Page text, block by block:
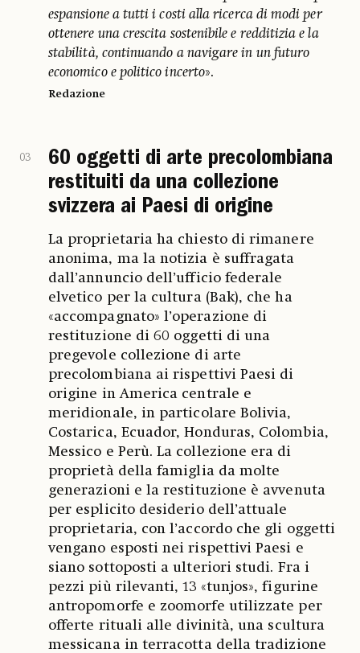
espansione a tutti i costi alla ricerca di modi per
ottenere una crescita sostenibile e redditizia e la
stabilità, continuando a navigare in un futuro
economico e politico incerto».
Redazione
03
60 oggetti di arte precolombiana
restituiti da una collezione
svizzera ai Paesi di origine
La proprietaria ha chiesto di rimanere
anonima, ma la notizia è suffragata
dall’annuncio dell’ufficio federale
elvetico per la cultura (Bak), che ha
«accompagnato» l’operazione di
restituzione di 60 oggetti di una
pregevole collezione di arte
precolombiana ai rispettivi Paesi di
origine in America centrale e
meridionale, in particolare Bolivia,
Costarica, Ecuador, Honduras, Colombia,
Messico e Perù. La collezione era di
proprietà della famiglia da molte
generazioni e la restituzione è avvenuta
per esplicito desiderio dell’attuale
proprietaria, con l’accordo che gli oggetti
vengano esposti nei rispettivi Paesi e
siano sottoposti a ulteriori studi. Fra i
pezzi più rilevanti, 13 «tunjos», figurine
antropomorfe e zoomorfe utilizzate per
offerte rituali alle divinità, una scultura
messicana in terracotta della tradizione